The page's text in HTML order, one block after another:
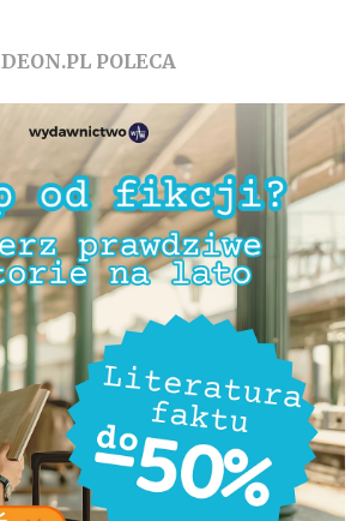
DEON.PL POLECA